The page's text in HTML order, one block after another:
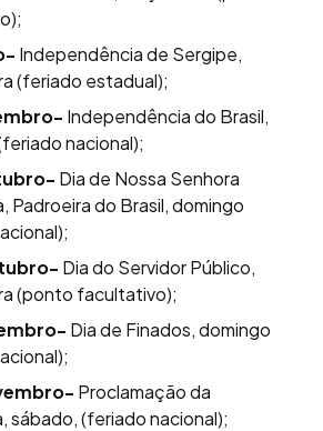
Independência de Sergipe,
(feriado estadual);
Independência do Brasil,
nacional);
Dia de Nossa Senhora
Padroeira do Brasil, domingo
Dia do Servidor Público,
(ponto facultativo);
Dia de Finados, domingo
Proclamação da
sábado, (feriado nacional);